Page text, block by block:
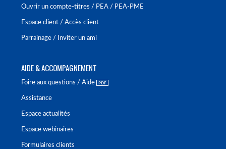
Ouvrir un compte-titres / PEA / PEA-PME
Espace client / Accès client
Parrainage / Inviter un ami
AIDE & ACCOMPAGNEMENT
Foire aux questions / Aide
Assistance
Espace actualités
Espace webinaires
Formulaires clients